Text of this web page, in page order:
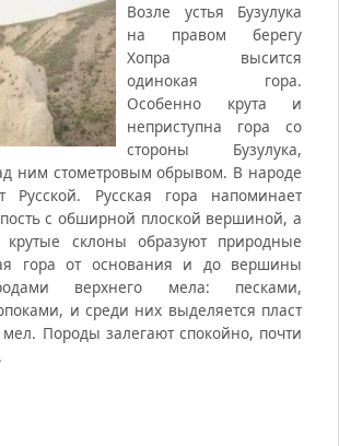
Возле устья Бузулука
на правом берегу
Хопра высится
одинокая гора.
Особенно крута и
неприступна гора со
стороны Бузулука,
ним стометровым обрывом. В народе
Русской. Русская гора напоминает
с обширной плоской вершиной, а
крутые склоны образуют природные
гора от основания и до вершины
верхнего мела: песками,
и среди них выделяется пласт
мел. Породы залегают спокойно, почти